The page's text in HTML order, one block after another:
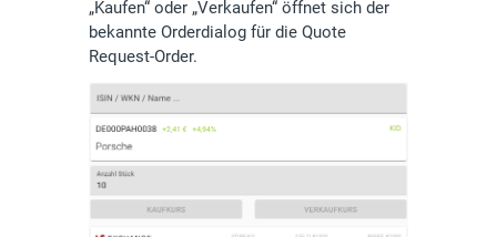
„Kaufen“ oder „Verkaufen“ öffnet sich der
bekannte Orderdialog für die Quote
Request-Order.